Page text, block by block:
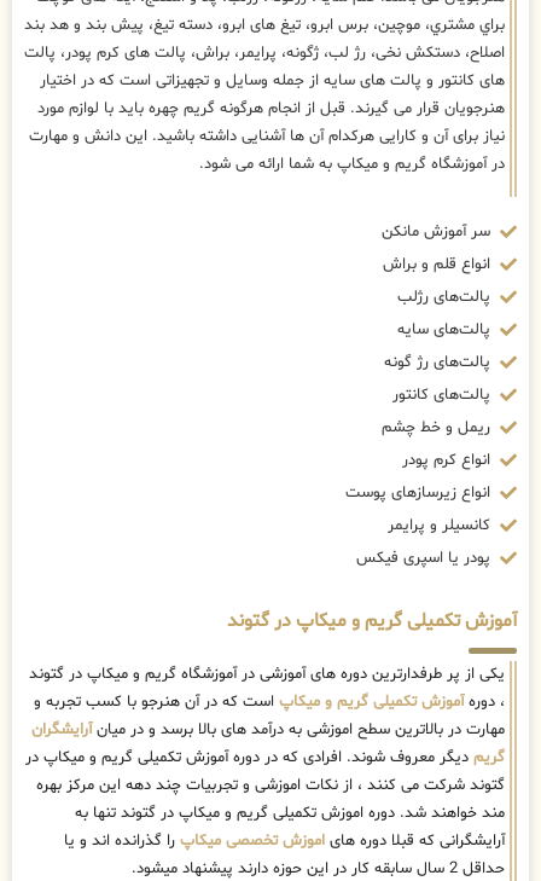
براي مشتري، موچین، برس ابرو، تیغ های ابرو، دسته تیغ، پیش بند و هد بند
اصلاح، دستکش نخی، رژ لب، ژگونه، پرایمر، براش، پالت های کرم پودر، پالت
های کانتور و پالت های سایه از جمله وسایل و تجهیزاتی است که در اختیار
هنرجویان قرار می گیرند. قبل از انجام هرگونه گریم چهره باید با لوازم مورد
نیاز برای آن و کارایی هرکدام آن ها آشنایی داشته باشید. این دانش و مهارت
در آموزشگاه گریم و میکاپ به شما ارائه می شود.
سر آموزش مانکن
انواع قلم و براش
پالت‌های رژلب
پالت‌های سایه
پالت‌های رژ گونه
پالت‌های کانتور
ریمل و خط چشم
انواع کرم پودر
انواع زیرسازهای پوست
کانسیلر و پرایمر
پودر یا اسپری فیکس
آموزش تکمیلی گریم و میکاپ در گتوند
یکی از پر طرفدارترین دوره های آموزشی در آموزشگاه گریم و میکاپ در گتوند
، دورهآموزش تکمیلی گریم و میکاپ است که در آن هنرجو با کسب تجربه و
مهارت در بالاترین سطح اموزشی به درآمد های بالا برسد و در میانآرایشگران
گریم دیگر معروف شوند. افرادی که در دوره آموزش تکمیلی گریم و میکاپ در
گتوند شرکت می کنند ، از نکات اموزشی و تجربیات چند دهه این مرکز بهره
مند خواهند شد. دوره اموزش تکمیلی گریم و میکاپ در گتوند تنها به
آرایشگرانی که قبلا دوره های اموزش تخصصی میکاپ را گذرانده اند و یا
حداقل 2 سال سابقه کار در این حوزه دارند پیشنهاد میشود.